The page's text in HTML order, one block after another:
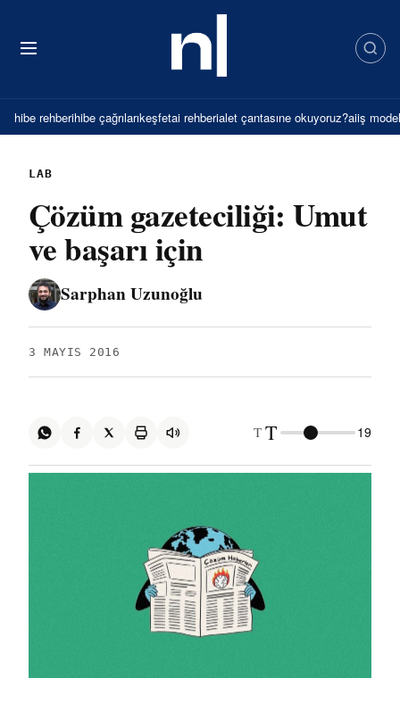
hibe rehberihibe çağrılarıkeşfetai rehberialet çantasıne okuyoruz?aiiş
LAB
Çözüm gazeteciliği: Umut
ve başarı için
Sarphan Uzunoğlu
3 MAYIS 2016
T T 19